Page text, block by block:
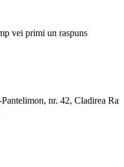
vei primi un raspuns
nr. 42, Cladirea